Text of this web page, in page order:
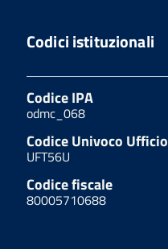
Codici istituzionali
Codice IPA
odmc_068
Codice Univoco Ufficio
UFT56U
Codice fiscale
80005710688